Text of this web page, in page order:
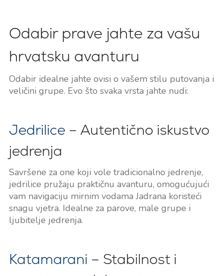
Odabir prave jahte za vašu
hrvatsku avanturu
Odabir idealne jahte ovisi o vašem stilu putovanja i
veličini grupe. Evo što svaka vrsta jahte nudi:
Jedrilice– Autentično iskustvo
jedrenja
Savršene za one koji vole tradicionalno jedrenje,
jedrilice pružaju praktičnu avanturu, omogućujući
vam navigaciju mirnim vodama Jadrana koristeći
snagu vjetra. Idealne za parove, male grupe i
ljubitelje jedrenja.
Katamarani – Stabilnost i